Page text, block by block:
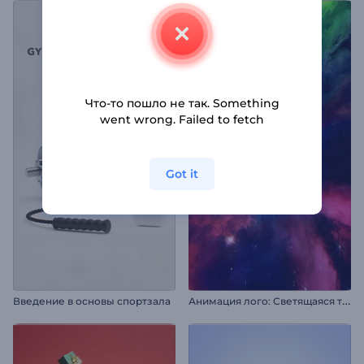
Введение в основы спортзала А
нимация лого: Светящаяся туманность
Что-то пошло не так. Something
went wrong. Failed to fetch
Got it